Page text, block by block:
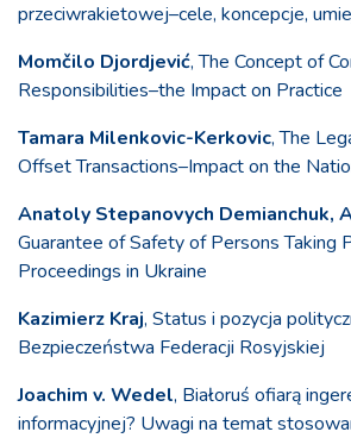
przeciwrakietowej–cele, koncepcje,
Momčilo Djordjević, The Concept of
Responsibilities–the Impact on Practice
Tamara Milenkovic-Kerkovic, The
Offset Transactions–Impact on the
Anatoly Stepanovych Demianchuk,
Guarantee of Safety of Persons Taking
Proceedings in Ukraine
Kazimierz Kraj, Status i pozycja
Bezpieczeństwa Federacji Rosyjskiej
Joachim v. Wedel, Białoruś ofiarą
informacyjnej? Uwagi na temat